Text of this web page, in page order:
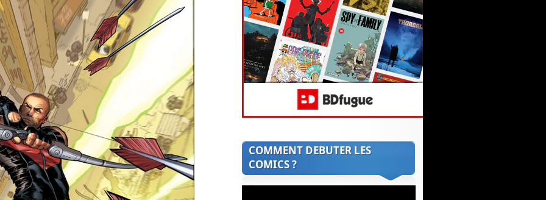
COMMENT DEBUTER LES
COMICS ?